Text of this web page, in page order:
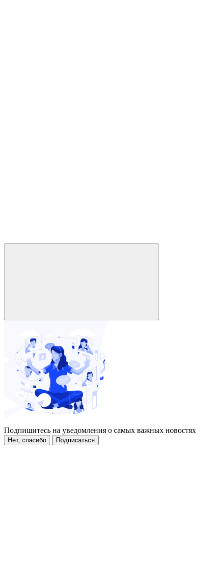
Подпишитесь на уведомления о самых важных новостях
Нет, спасибо Подписаться